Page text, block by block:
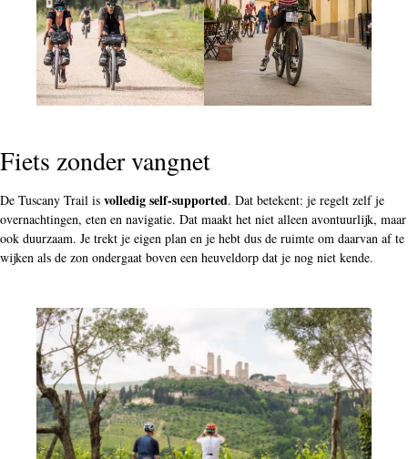
Fiets zonder vangnet
De Tuscany Trail is volledig self-supported. Dat betekent: je regelt zelf je
overnachtingen, eten en navigatie. Dat maakt het niet alleen avontuurlijk, maar
ook duurzaam. Je trekt je eigen plan en je hebt dus de ruimte om daarvan af te
wijken als de zon ondergaat boven een heuveldorp dat je nog niet kende.